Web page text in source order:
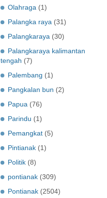
Olahraga (1)
Palangka raya (31)
Palangkaraya (30)
Palangkaraya kalimantan
tengah (7)
Palembang (1)
Pangkalan bun (2)
Papua (76)
Parindu (1)
Pemangkat (5)
Pintianak (1)
Politik (8)
pontianak (309)
Pontianak (2504)